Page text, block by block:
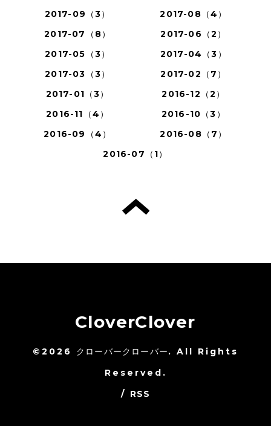
2017-09（3）
2017-08（4）
2017-07（8）
2017-06（2）
2017-05（3）
2017-04（3）
2017-03（3）
2017-02（7）
2017-01（3）
2016-12（2）
2016-11（4）
2016-10（3）
2016-09（4）
2016-08（7）
2016-07（1）
CloverClover
©2026 クローバークローバー. All Rights
Reserved.
/ RSS